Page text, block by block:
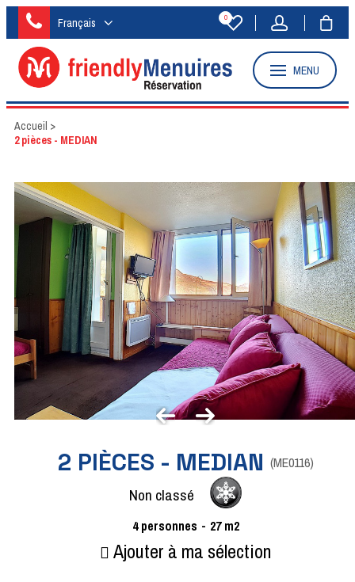
Français 0
MENU
Accueil >
2 pièces - MEDIAN
2 PIÈCES - MEDIAN (ME0116)
Non classé
4 personnes 27 m2
Ajouter à ma sélection